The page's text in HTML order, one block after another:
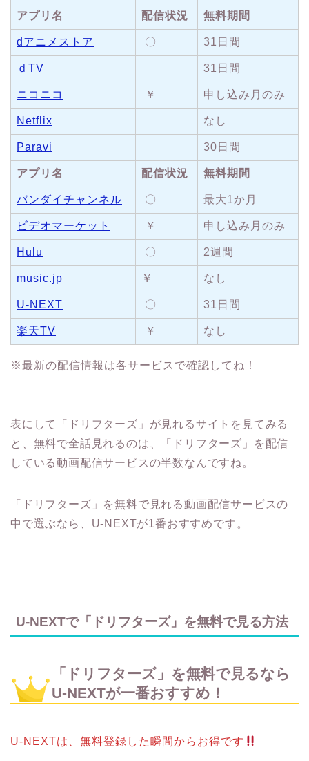
アプリ名 配信状況 無料期間
dアニメストア 〇 31日間
ｄTV 31日間
ニコニコ ￥ 申し込み月のみ
Netflix なし
Paravi 30日間
アプリ名 配信状況 無料期間
バンダイチャンネル 〇 最大1か月
ビデオマーケット ￥ 申し込み月のみ
Hulu 〇 2週間
music.jp ￥ なし
U-NEXT 〇 31日間
楽天TV ￥ なし
※最新の配信情報は各サービスで確認してね！
表にして「ドリフターズ」が見れるサイトを見てみる
と、無料で全話見れるのは、「ドリフターズ」を配信
している動画配信サービスの半数なんですね。
「ドリフターズ」を無料で見れる動画配信サービスの
中で選ぶなら、U-NEXTが1番おすすめです。
U-NEXTで「ドリフターズ」を無料で見る方法
「ドリフターズ」を無料で見るなら
U-NEXTが一番おすすめ！
U-NEXTは、無料登録した瞬間からお得です